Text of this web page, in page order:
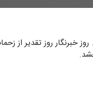
خبرنگار روز تقدیر از